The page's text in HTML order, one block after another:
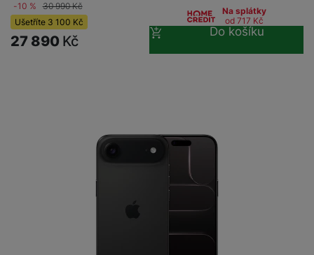
-10 % 30 990Kč
Ušetříte 3 100 Kč
27 890 Kč
Na splátky
od 717 Kč
Do košíku